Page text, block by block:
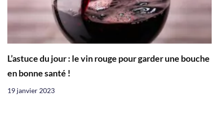
L’astuce du jour : le vin rouge pour garder une bouche
en bonne santé !
19 janvier 2023